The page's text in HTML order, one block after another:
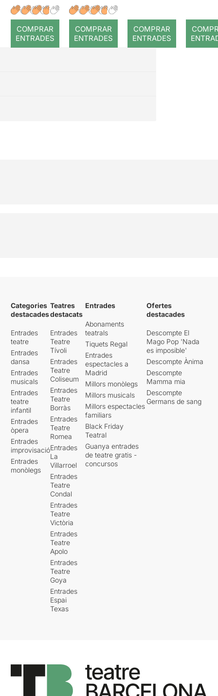
COMPRAR
ENTRADES
COMPRAR
ENTRADES
COMPRAR
ENTRADES
Categories
destacades
Entrades
teatre
Entrades
dansa
Entrades
musicals
Entrades
teatre
infantil
Entrades
òpera
Entrades
improvisació
Entrades
monòlegs
Teatres
destacats
Entrades
Teatre
Tívoli
Entrades
Teatre
Coliseum
Entrades
Teatre
Borràs
Entrades
Teatre
Romea
Entrades
La
Villarroel
Entrades
Teatre
Condal
Entrades
Teatre
Victòria
Entrades
Teatre
Apolo
Entrades
Teatre
Goya
Entrades
Espai
Texas
Entrades
Abonaments
teatrals
Tiquets Regal
Entrades
espectacles a
Madrid
Millors monòlegs
Millors musicals
Millors espectacles
familiars
Black Friday
Teatral
Guanya entrades
de teatre gratis -
concursos
Ofertes
destacades
Descompte El
Mago Pop 'Nada
es imposible'
Descompte Ànima
Descompte
Mamma mia
Descompte
Germans de sang